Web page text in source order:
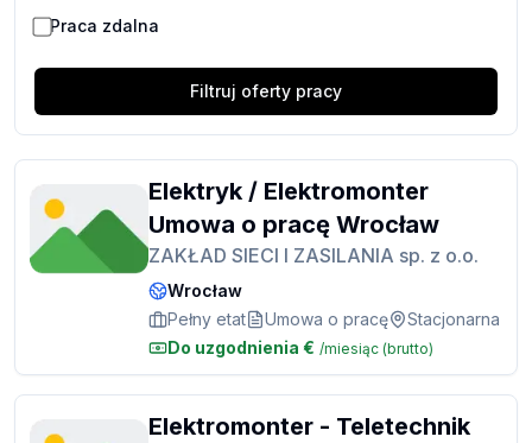
Praca zdalna
Filtruj oferty pracy
Elektryk / Elektromonter
Umowa o pracę Wrocław
ZAKŁAD SIECI I ZASILANIA sp. z o.o.
Wrocław
Pełny etat
Umowa o pracę
Stacjonarna
Do uzgodnienia € /miesiąc (brutto)
Elektromonter - Teletechnik